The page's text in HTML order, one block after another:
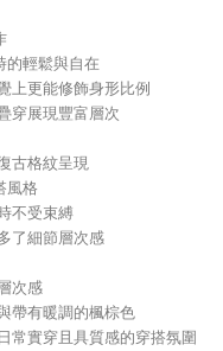
的輕鬆與自在
上更能修飾身形比例
穿展現豐富層次
古格紋呈現
風格
不受束縛
了細節層次感
次感
帶有暖調的楓棕色
常實穿且具質感的穿搭氛圍